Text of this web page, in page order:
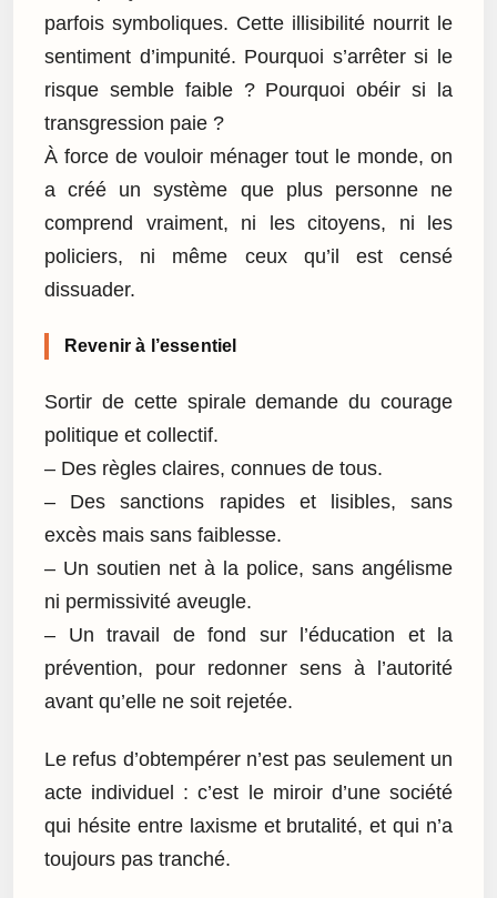
parfois symboliques. Cette illisibilité nourrit le
sentiment d’impunité. Pourquoi s’arrêter si le
risque semble faible ? Pourquoi obéir si la
transgression paie ?
À force de vouloir ménager tout le monde, on
a créé un système que plus personne ne
comprend vraiment, ni les citoyens, ni les
policiers, ni même ceux qu’il est censé
dissuader.
Revenir à l’essentiel
Sortir de cette spirale demande du courage
politique et collectif.
– Des règles claires, connues de tous.
– Des sanctions rapides et lisibles, sans
excès mais sans faiblesse.
– Un soutien net à la police, sans angélisme
ni permissivité aveugle.
– Un travail de fond sur l’éducation et la
prévention, pour redonner sens à l’autorité
avant qu’elle ne soit rejetée.
Le refus d’obtempérer n’est pas seulement un
acte individuel : c’est le miroir d’une société
qui hésite entre laxisme et brutalité, et qui n’a
toujours pas tranché.